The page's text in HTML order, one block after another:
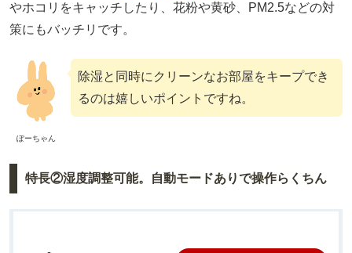
やホコリをキャッチしたり、花粉や黄砂、PM2.5などの対
策にもバッチリです。
ぽーちゃん
除湿と同時にクリーンなお部屋をキープでき
るのは嬉しいポイントですね。
特長②湿度調整可能。自動モードありで操作らくちん